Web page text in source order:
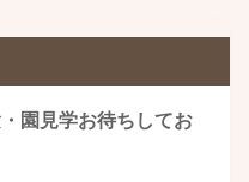
園見学お待ちしてお